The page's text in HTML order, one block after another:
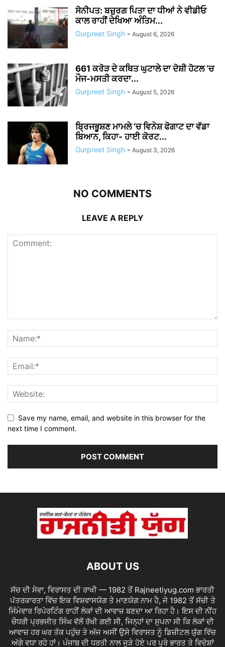
ਸੋਨੀਪਤ: ਬਜ਼ੁਰਗ ਪਿਤਾ ਦਾ ਧੀਆਂ ਨੇ ਵੀਡੀਓ
ਕਾਲ ਰਾਹੀਂ ਦੇਖਿਆ ਅੰਤਿਮ...
Gurpreet Singh - August 6, 2026
661 ਕਰੋੜ ਦੇ ਕਥਿਤ ਘੁਟਾਲੇ ਦਾ ਦੋਸ਼ੀ ਹੋਟਲ ‘ਚ
ਮੌਜ-ਮਸਤੀ ਕਰਦਾ...
Gurpreet Singh - August 5, 2026
ਬ੍ਰਿਜਭੂਸ਼ਣ ਮਾਮਲੇ ‘ਚ ਵਿਨੇਸ਼ ਫੋਗਾਟ ਦਾ ਵੱਡਾ
ਬਿਆਨ, ਕਿਹਾ- ਹਾਈ ਕੋਰਟ...
Gurpreet Singh - August 3, 2026
NO COMMENTS
LEAVE A REPLY
Save my name, email, and website in this browser for the
next time I comment.
ABOUT US
ਸੱਚ ਦੀ ਸੇਵਾ, ਵਿਰਾਸਤ ਦੀ ਰਾਖੀ — 1982 ਤੋਂ Rajneetiyug.com ਭਾਰਤੀ
ਪੱਤਰਕਾਰਤਾ ਵਿੱਚ ਇਕ ਵਿਸ਼ਵਾਸਯੋਗ ਤੇ ਮਾਣਯੋਗ ਨਾਮ ਹੈ, ਜੋ 1982 ਤੋਂ ਸੱਚੀ ਤੇ
ਜਿੰਮੇਵਾਰ ਰਿਪੋਰਟਿੰਗ ਰਾਹੀਂ ਲੋਕਾਂ ਦੀ ਆਵਾਜ਼ ਬਣਦਾ ਆ ਰਿਹਾ ਹੈ। ਇਸ ਦੀ ਨੀਂਹ
ਚੌਧਰੀ ਪ੍ਰਭਜੀਤ ਸਿੰਘ ਵੱਲੋਂ ਰੱਖੀ ਗਈ ਸੀ, ਜਿਨ੍ਹਾਂ ਦਾ ਸੁਪਨਾ ਸੀ ਕਿ ਲੋਕਾਂ ਦੀ
ਆਵਾਜ਼ ਹਰ ਘਰ ਤੱਕ ਪਹੁੰਚ ਤੇ ਅੱਜ ਅਸੀਂ ਉਸੇ ਵਿਰਾਸਤ ਨੂੰ ਡਿਜ਼ੀਟਲ ਯੁੱਗ ਵਿੱਚ
ਅੱਗੇ ਵਧਾ ਰਹੇ ਹਾਂ। ਪੰਜਾਬ ਦੀ ਧਰਤੀ ਨਾਲ ਜੁੜੇ ਹੋਏ ਪਰ ਪੂਰੇ ਭਾਰਤ ਤੇ ਵਿਦੇਸ਼ਾਂ